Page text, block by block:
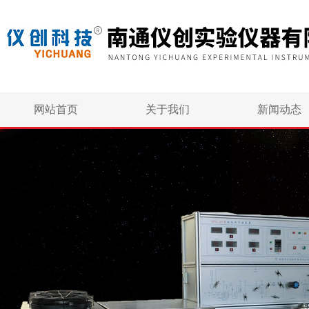
网站首页 关于我们 新闻动态